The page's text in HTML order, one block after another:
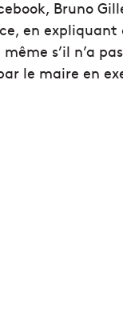
Bruno
en expliquant
s’il n’a
le maire en